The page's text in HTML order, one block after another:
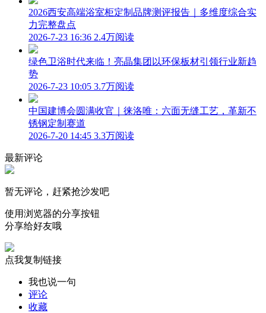
2026西安高端浴室柜定制品牌测评报告｜多维度综合实
力完整盘点
2026-7-23 16:36 2.4万阅读
绿色卫浴时代来临！亮晶集团以环保板材引领行业新趋
势
2026-7-23 10:05 3.7万阅读
中国建博会圆满收官｜徕洛唯：六面无缝工艺，革新不
锈钢定制赛道
2026-7-20 14:45 3.3万阅读
最新评论
暂无评论，赶紧抢沙发吧
使用浏览器的分享按钮
分享给好友哦
点我复制链接
我也说一句
评论
收藏